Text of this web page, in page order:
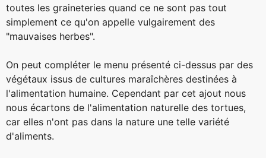
toutes les graineteries quand ce ne sont pas tout
simplement ce qu'on appelle vulgairement des
"mauvaises herbes".
On peut compléter le menu présenté ci-dessus par des
végétaux issus de cultures maraîchères destinées à
l'alimentation humaine. Cependant par cet ajout nous
nous écartons de l'alimentation naturelle des tortues,
car elles n'ont pas dans la nature une telle variété
d'aliments.